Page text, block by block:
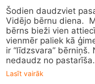
Šodien daudzviet
Vidējo bērnu diena.
bērns bieži vien
vienmēr paliek kā
ir “līdzsvara”
nedaudz no
Lasīt vairāk